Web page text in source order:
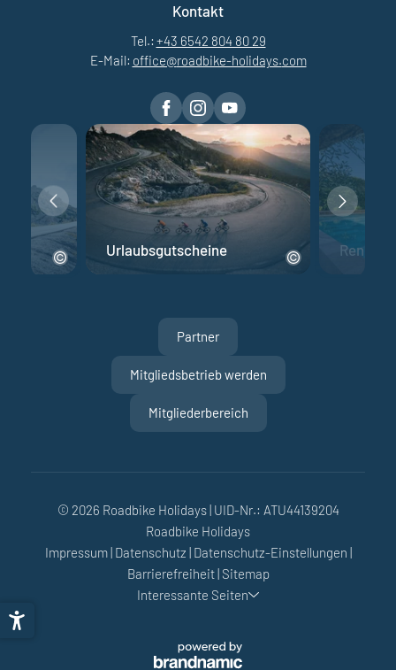
Kontakt
Tel.: +43 6542 804 80 29
E-Mail: office@roadbike-holidays.com
Urlaubsgutscheine
Partner
Mitgliedsbetrieb werden
Mitgliederbereich
© 2026 Roadbike Holidays| UID-Nr.: ATU44139204
Roadbike Holidays
Impressum| Datenschutz | Datenschutz-Einstellungen |
Barrierefreiheit| Sitemap
Interessante Seiten